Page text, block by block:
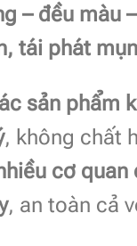
– đều màu
tái phát
sản phẩm
, không chất
cơ quan
, an toàn cả